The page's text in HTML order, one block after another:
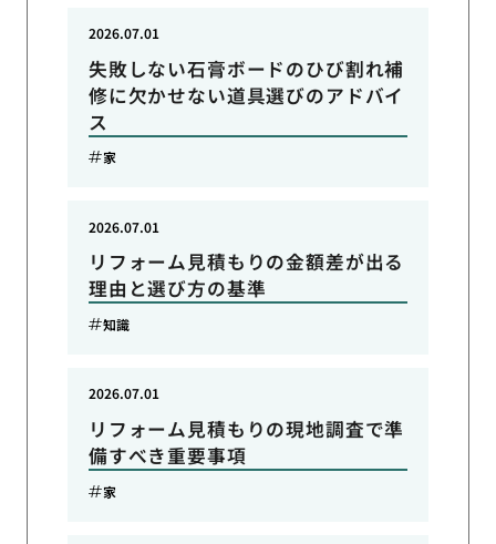
失敗しない石膏ボードのひび割れ補
修に欠かせない道具選びのアドバイ
ス
2026.07.01
家
リフォーム見積もりの金額差が出る
理由と選び方の基準
2026.07.01
知識
リフォーム見積もりの現地調査で準
備すべき重要事項
2026.07.01
家